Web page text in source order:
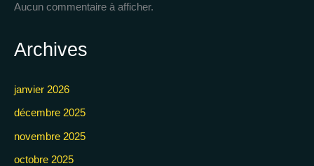
Aucun commentaire à afficher.
Archives
janvier 2026
décembre 2025
novembre 2025
octobre 2025